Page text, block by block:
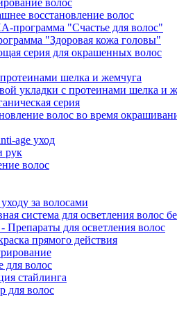
волос
восстановление волос
программа "Счастье для волос"
"Здоровая кожа головы"
серия для окрашенных волос
шелка и жемчуга
укладки с протеинами шелка и
серия
волос во время
age уход
рук
волос
за волосами
система для осветления волос
Препараты для осветления волос
прямого действия
для волос
стайлинга
для волос